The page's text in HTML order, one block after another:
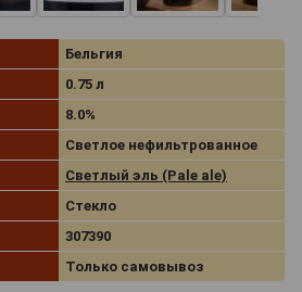
Бельгия
0.75 л
8.0%
Светлое нефильтрованное
Светлый эль (Pale ale)
Стекло
307390
Только самовывоз